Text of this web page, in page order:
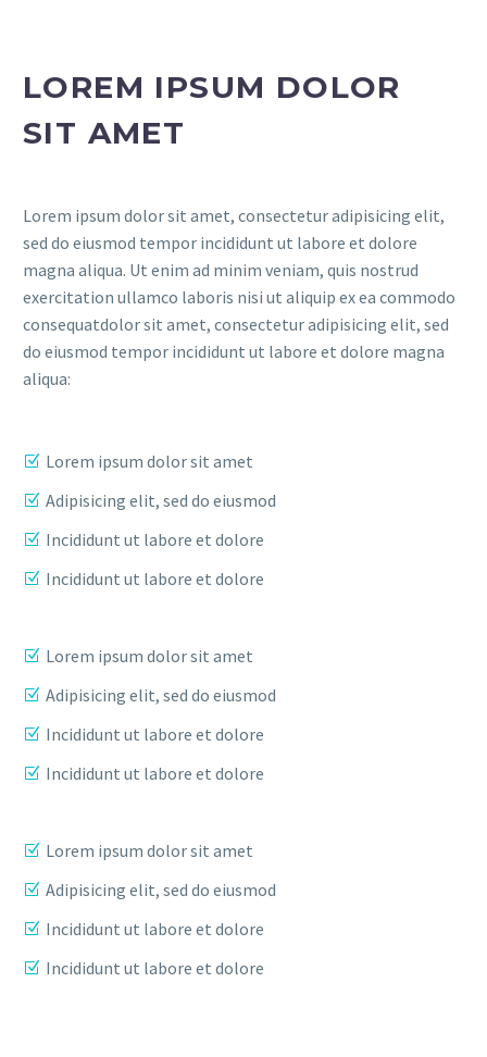
LOREM IPSUM DOLOR
SIT AMET
Lorem ipsum dolor sit amet, consectetur adipisicing elit,
sed do eiusmod tempor incididunt ut labore et dolore
magna aliqua. Ut enim ad minim veniam, quis nostrud
exercitation ullamco laboris nisi ut aliquip ex ea commodo
consequatdolor sit amet, consectetur adipisicing elit, sed
do eiusmod tempor incididunt ut labore et dolore magna
aliqua:
Lorem ipsum dolor sit amet
Adipisicing elit, sed do eiusmod
Incididunt ut labore et dolore
Incididunt ut labore et dolore
Lorem ipsum dolor sit amet
Adipisicing elit, sed do eiusmod
Incididunt ut labore et dolore
Incididunt ut labore et dolore
Lorem ipsum dolor sit amet
Adipisicing elit, sed do eiusmod
Incididunt ut labore et dolore
Incididunt ut labore et dolore